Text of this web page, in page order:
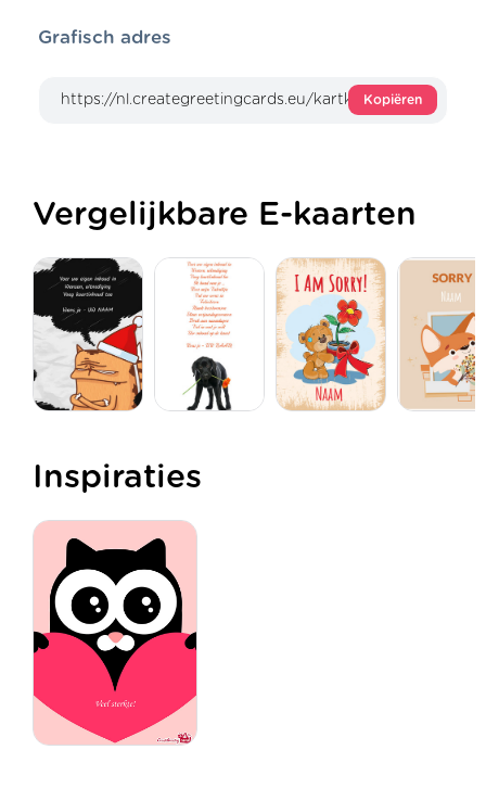
Grafisch adres
Kopiëren
Vergelijkbare E-kaarten
Inspiraties